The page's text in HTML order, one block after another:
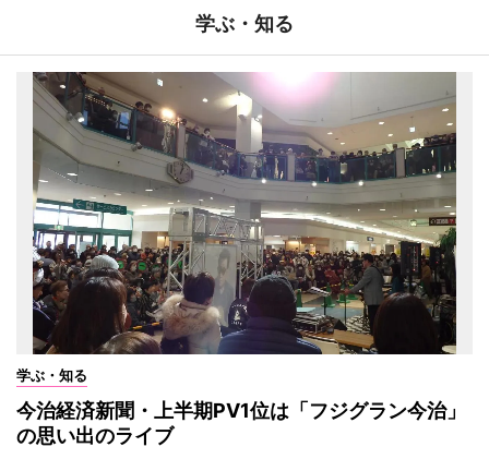
学ぶ・知る
学ぶ・知る
今治経済新聞・上半期PV1位は「フジグラン今治」
の思い出のライブ